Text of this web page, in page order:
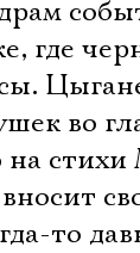
где
во
вносит
то